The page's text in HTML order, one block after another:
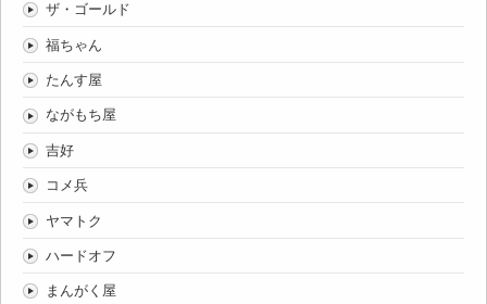
ザ・ゴールド
福ちゃん
たんす屋
ながもち屋
吉好
コメ兵
ヤマトク
ハードオフ
まんがく屋